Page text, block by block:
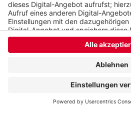
Anzeige